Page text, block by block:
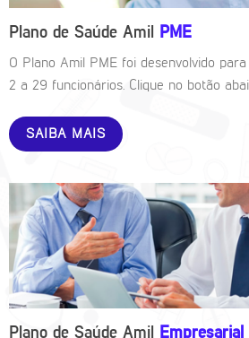
Plano de Saúde Amil PME
O Plano Amil PME foi desenvolvido
2 a 29 funcionários. Clique no botão
SAIBA MAIS
Plano de Saúde Amil Empresarial